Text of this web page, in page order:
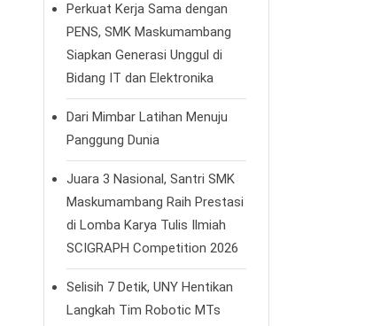
Perkuat Kerja Sama dengan
PENS, SMK Maskumambang
Siapkan Generasi Unggul di
Bidang IT dan Elektronika
Dari Mimbar Latihan Menuju
Panggung Dunia
Juara 3 Nasional, Santri SMK
Maskumambang Raih Prestasi
di Lomba Karya Tulis Ilmiah
SCIGRAPH Competition 2026
Selisih 7 Detik, UNY Hentikan
Langkah Tim Robotic MTs